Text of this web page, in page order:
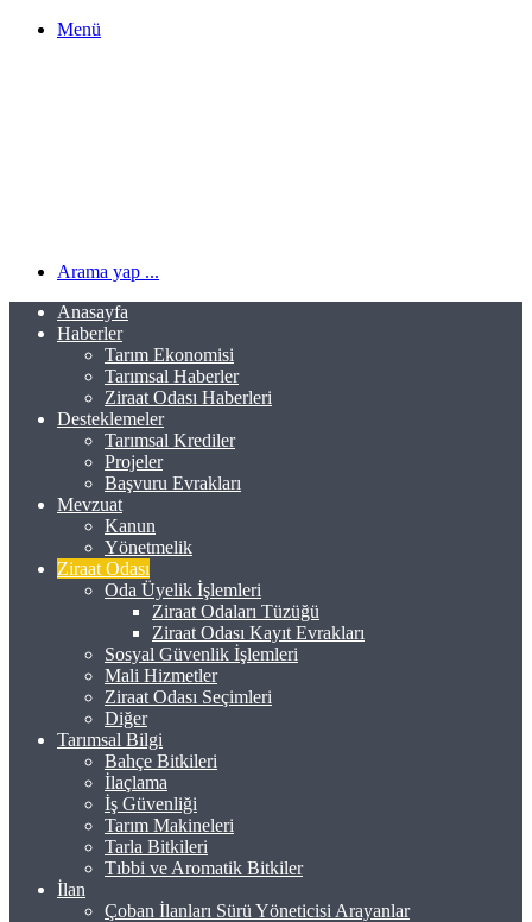
Menü
Arama yap ...
Anasayfa
Haberler
Tarım Ekonomisi
Tarımsal Haberler
Ziraat Odası Haberleri
Desteklemeler
Tarımsal Krediler
Projeler
Başvuru Evrakları
Mevzuat
Kanun
Yönetmelik
Ziraat Odası
Oda Üyelik İşlemleri
Ziraat Odaları Tüzüğü
Ziraat Odası Kayıt Evrakları
Sosyal Güvenlik İşlemleri
Mali Hizmetler
Ziraat Odası Seçimleri
Diğer
Tarımsal Bilgi
Bahçe Bitkileri
İlaçlama
İş Güvenliği
Tarım Makineleri
Tarla Bitkileri
Tıbbi ve Aromatik Bitkiler
İlan
Çoban İlanları Sürü Yöneticisi Arayanlar